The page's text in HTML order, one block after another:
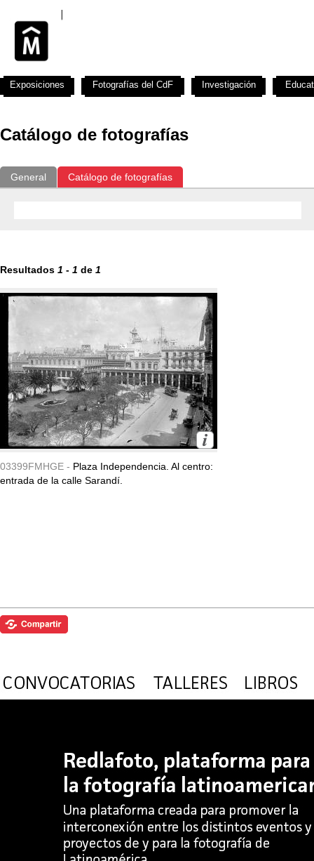
Catálogo de fotografías
General Catálogo de fotografías
Resultados 1 - 1 de 1
03399FMHGE - Plaza Independencia. Al centro:
entrada de la calle Sarandí.
Exposiciones Fotografías del CdF Investigación